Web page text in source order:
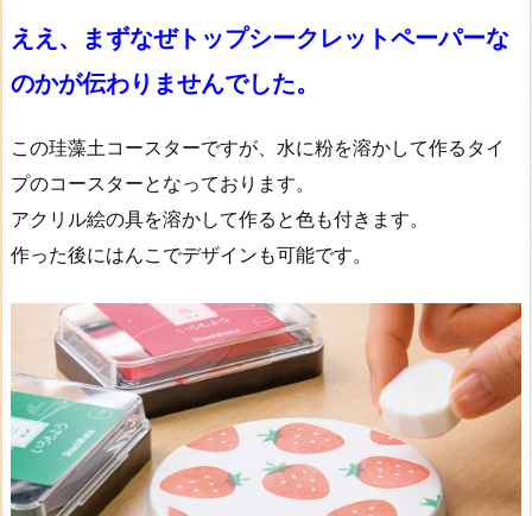
ええ、まずなぜトップシークレットペーパーな
のかが伝わりませんでした。
この珪藻土コースターですが、水に粉を溶かして作るタイ
プのコースターとなっております。
アクリル絵の具を溶かして作ると色も付きます。
作った後にはんこでデザインも可能です。